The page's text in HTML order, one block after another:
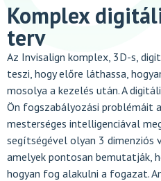
Komplex
terv
Az Invisalign komplex, 3D-s,
teszi, hogy előre láthassa,
mosolya a kezelés után. A
Ön fogszabályozási problémáit
mesterséges intelligenciával
segítségével olyan 3 dimenziós
amelyek pontosan bemutatják,
hogyan fog alakulni a fogazat.